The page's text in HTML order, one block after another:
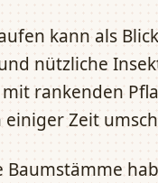
kann als
nützliche
rankenden
Zeit